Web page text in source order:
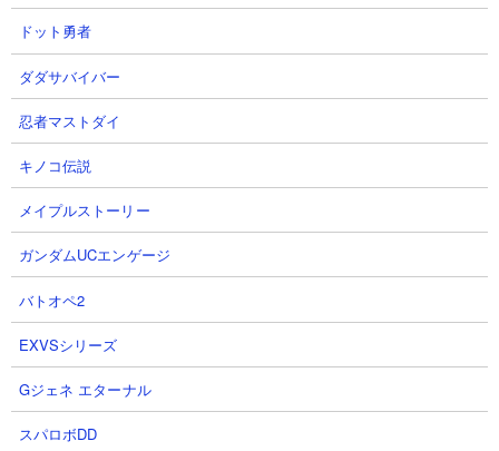
【Gジェネエターナル】騎士ケン
タウロス、壁役としてかなり強
い！【Gジェネエターナル】ムシ
ャゴースト実はかなり優秀!!【SD
ガンダム ジージェネレーションエ
ターナル 騎士ガンダム(ケンタウ
ロス形態)
NottinTVさん
2026.08.07 10:17（5時間前）
【ジージェネエターナル】 リリー
ジージェネ部 【SDガンダム Gジ
7 8
ドット勇者
ダダサバイバー
忍者マストダイ
キノコ伝説
メイプルストーリー
ガンダムUCエンゲージ
バトオペ2
EXVSシリーズ
Gジェネ エターナル
スパロボDD